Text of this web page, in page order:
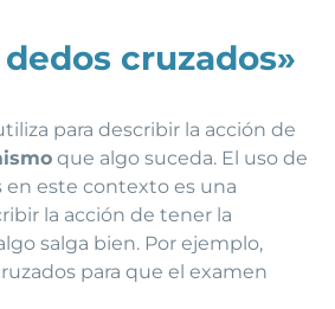
cruzados»
para describir la acción de
que algo suceda. El uso de
en este contexto es una
la acción de tener la
salga bien. Por ejemplo,
para que el examen